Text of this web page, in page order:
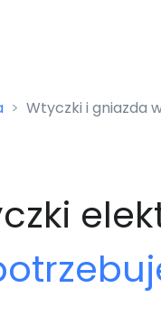
Wtyczki i gniazda